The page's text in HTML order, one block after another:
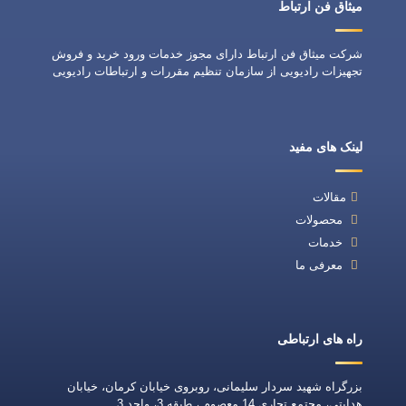
میثاق فن ارتباط
شرکت میثاق فن ارتباط دارای مجوز خدمات ورود خرید و فروش
تجهیزات رادیویی از سازمان تنظیم مقررات و ارتباطات رادیویی
لینک های مفید
مقالات
محصولات
خدمات
معرفی ما
راه های ارتباطی
بزرگراه شهید سردار سلیمانی، روبروی خیابان کرمان، خیابان